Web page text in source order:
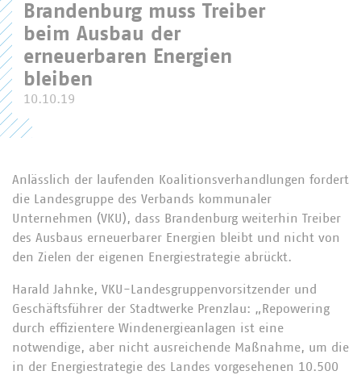
Brandenburg muss Treiber
beim Ausbau der
erneuerbaren Energien
bleiben
10.10.19
Anlässlich der laufenden Koalitionsverhandlungen fordert
die Landesgruppe des Verbands kommunaler
Unternehmen (VKU), dass Brandenburg weiterhin Treiber
des Ausbaus erneuerbarer Energien bleibt und nicht von
den Zielen der eigenen Energiestrategie abrückt.
Harald Jahnke, VKU-Landesgruppenvorsitzender und
Geschäftsführer der Stadtwerke Prenzlau: „Repowering
durch effizientere Windenergieanlagen ist eine
notwendige, aber nicht ausreichende Maßnahme, um die
in der Energiestrategie des Landes vorgesehenen 10.500